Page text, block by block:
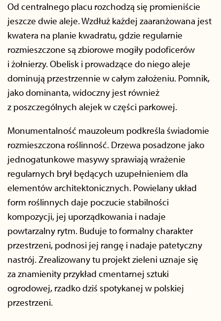
Od centralnego placu rozchodzą się promieniście
jeszcze dwie aleje. Wzdłuż każdej zaaranżowana jest
kwatera na planie kwadratu, gdzie regularnie
rozmieszczone są zbiorowe mogiły podoficerów
i żołnierzy. Obelisk i prowadzące do niego aleje
dominują przestrzennie w całym założeniu. Pomnik,
jako dominanta, widoczny jest również
z poszczególnych alejek w części parkowej.
Monumentalność mauzoleum podkreśla świadomie
rozmieszczona roślinność. Drzewa posadzone jako
jednogatunkowe masywy sprawiają wrażenie
regularnych brył będących uzupełnieniem dla
elementów architektonicznych. Powielany układ
form roślinnych daje poczucie stabilności
kompozycji, jej uporządkowania i nadaje
powtarzalny rytm. Buduje to formalny charakter
przestrzeni, podnosi jej rangę i nadaje patetyczny
nastrój. Zrealizowany tu projekt zieleni uznaje się
za znamienity przykład cmentarnej sztuki
ogrodowej, rzadko dziś spotykanej w polskiej
przestrzeni.